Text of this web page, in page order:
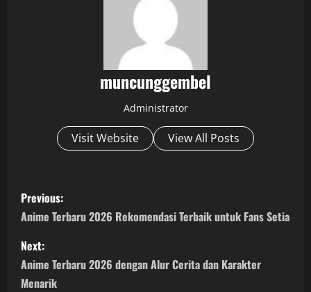
muncunggembel
Administrator
Visit Website View All Posts
P
o
s
t
Previous:
Anime Terbaru 2026 Rekomendasi Terbaik untuk Fans Setia
Next:
Anime Terbaru 2026 dengan Alur Cerita dan Karakter
Menarik